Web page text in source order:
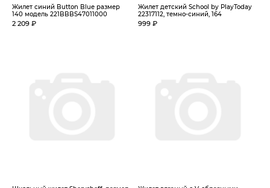
Жилет синий Button Blue размер
140 модель 221BBBS47011000
2 209 ₽
Жилет детский School by PlayToday
22317112, темно-синий, 164
999 ₽